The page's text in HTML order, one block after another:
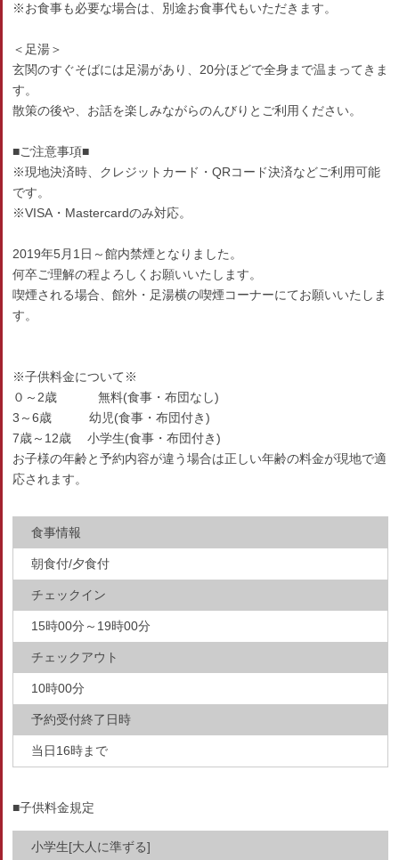
※お食事も必要な場合は、別途お食事代もいただきます。
＜足湯＞
玄関のすぐそばには足湯があり、20分ほどで全身まで温まってきま
す。
散策の後や、お話を楽しみながらのんびりとご利用ください。
■ご注意事項■
※現地決済時、クレジットカード・QRコード決済などご利用可能
です。
※VISA・Mastercardのみ対応。
2019年5月1日～館内禁煙となりました。
何卒ご理解の程よろしくお願いいたします。
喫煙される場合、館外・足湯横の喫煙コーナーにてお願いいたしま
す。
※子供料金について※
０～2歳 無料(食事・布団なし)
3～6歳 幼児(食事・布団付き)
7歳～12歳 小学生(食事・布団付き)
お子様の年齢と予約内容が違う場合は正しい年齢の料金が現地で適
応されます。
食事情報
朝食付/夕食付
チェックイン
15時00分～19時00分
チェックアウト
10時00分
予約受付終了日時
当日16時まで
■子供料金規定
小学生[大人に準ずる]